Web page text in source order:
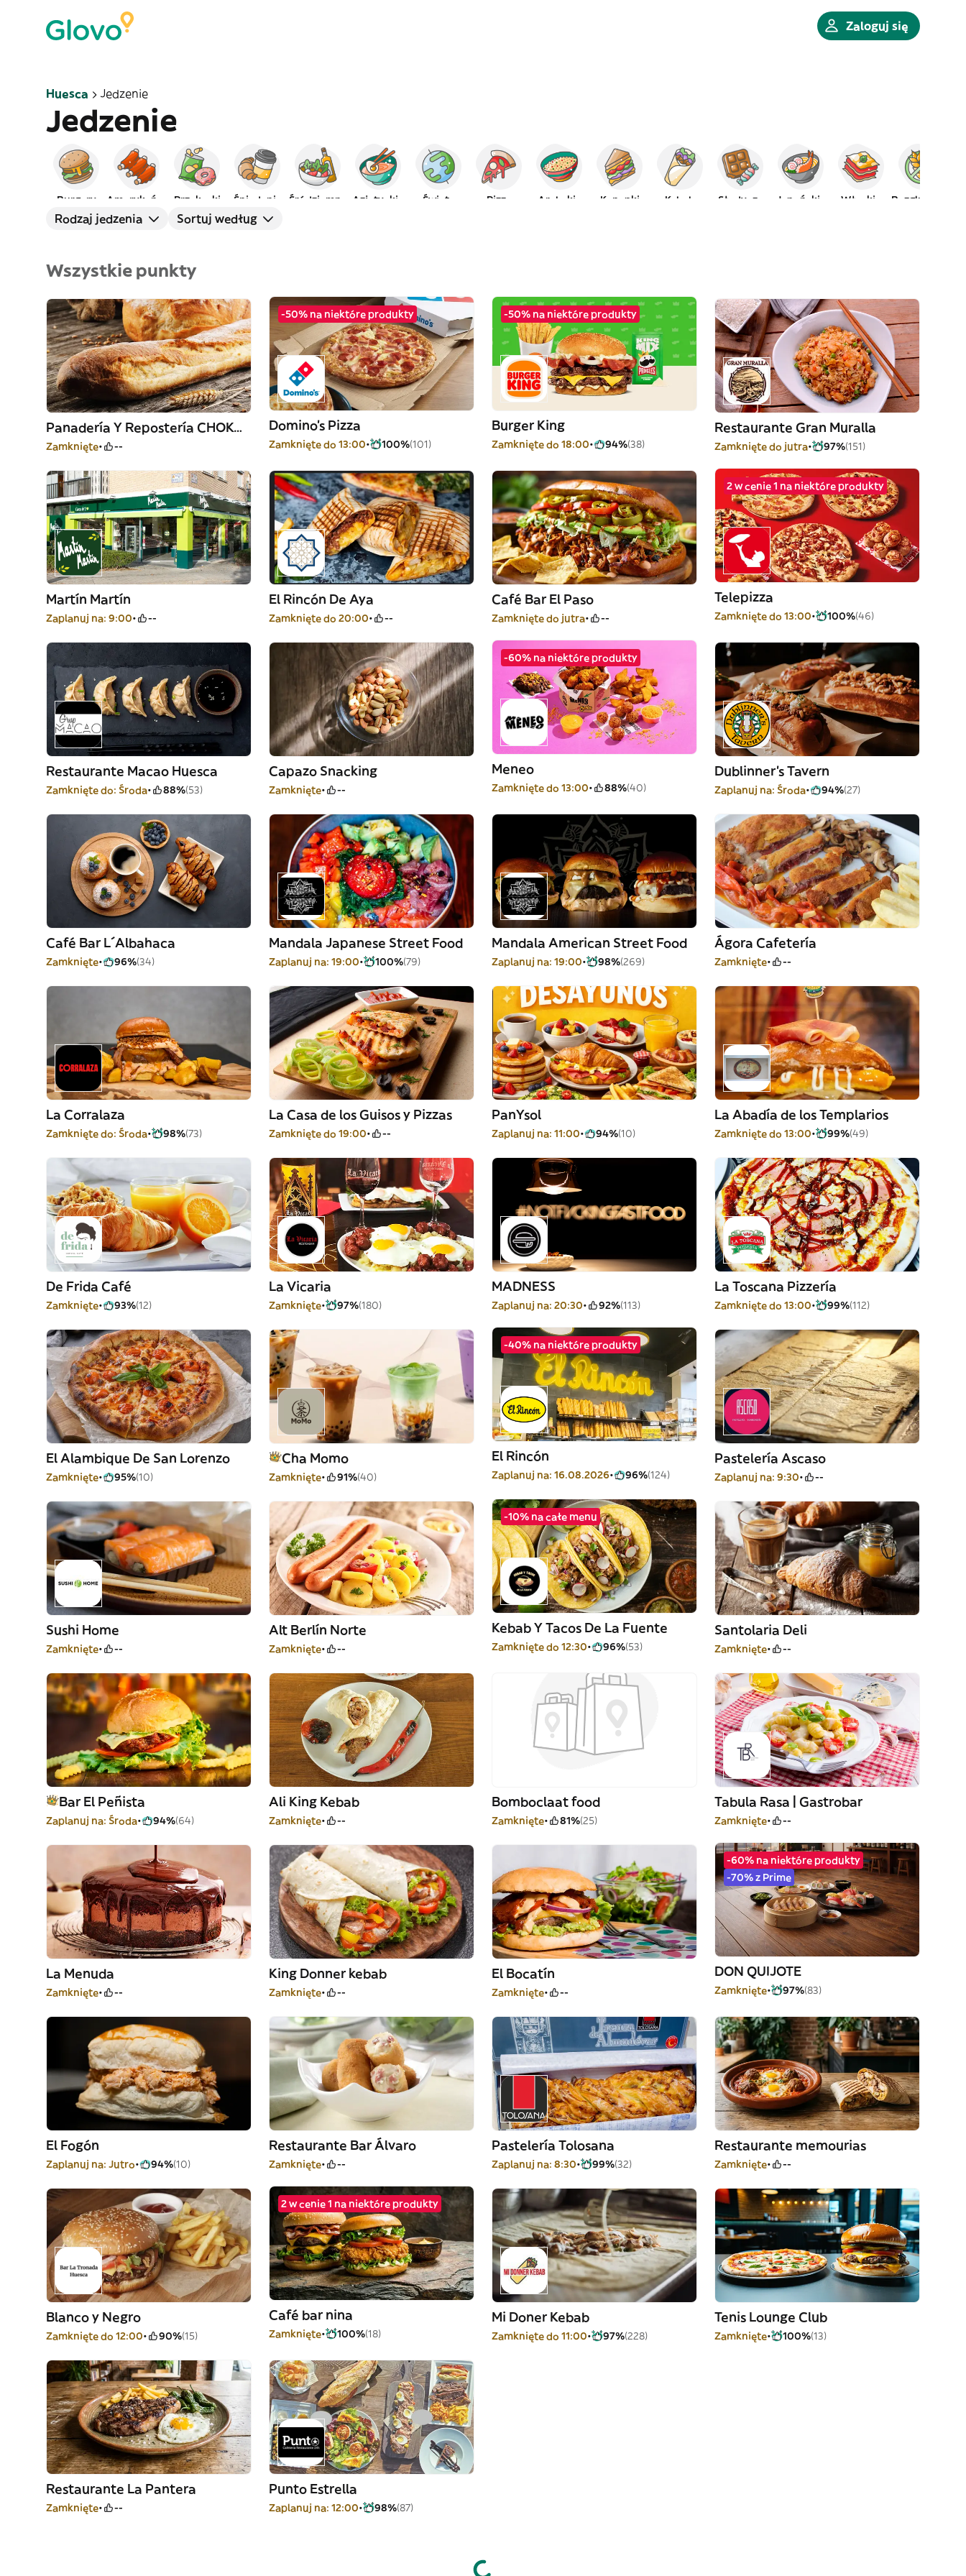
Zaloguj się
Huesca Jedzenie
Jedzenie
Burgery Przekąski Śniadanie Śródziemne Azjatyckie Świata Pizza Arabskie Kanapki Kebab Słodycze Japońskie Włoskie
Rodzaj jedzenia Sortuj według
Wszystkie punkty
Panadería Y Repostería CHOKOPAN
Zamknięte --
-50% na niektóre produkty
Domino's Pizza
Zamknięte do 13:00 100%(101)
-50% na niektóre produkty
Burger King
Zamknięte do 18:00 94%(38)
Restaurante Gran Muralla
Zamknięte do jutra 97%(151)
Martín Martín
Zaplanuj na: 9:00 --
El Rincón De Aya
Zamknięte do 20:00 --
Café Bar El Paso
Zamknięte do jutra --
2 w cenie 1 na niektóre produkty
Telepizza
Zamknięte do 13:00 100%(46)
Restaurante Macao Huesca
Zamknięte do: Środa 88%(53)
Capazo Snacking
Zamknięte --
-60% na niektóre produkty
Meneo
Zamknięte do 13:00 88%(40)
Dublinner's Tavern
Zaplanuj na: Środa 94%(27)
Café Bar L´Albahaca
Zamknięte 96%(34)
Mandala Japanese Street Food
Zaplanuj na: 19:00 100%(79)
Mandala American Street Food
Zaplanuj na: 19:00 98%(269)
Ágora Cafetería
Zamknięte --
La Corralaza
Zamknięte do: Środa 98%(73)
La Casa de los Guisos y Pizzas
Zamknięte do 19:00 --
PanYsol
Zaplanuj na: 11:00 94%(10)
La Abadía de los Templarios
Zamknięte do 13:00 99%(49)
De Frida Café
Zamknięte 93%(12)
La Vicaria
Zamknięte 97%(180)
MADNESS
Zaplanuj na: 20:30 92%(113)
La Toscana Pizzería
Zamknięte do 13:00 99%(112)
El Alambique De San Lorenzo
Zamknięte 95%(10)
Cha Momo
Zamknięte 91%(40)
-40% na niektóre produkty
El Rincón
Zaplanuj na: 16.08.2026 96%(124)
Pastelería Ascaso
Zaplanuj na: 9:30 --
Sushi Home
Zamknięte --
Alt Berlín Norte
Zamknięte --
-10% na całe menu
Kebab Y Tacos De La Fuente
Zamknięte do 12:30 96%(53)
Santolaria Deli
Zamknięte --
Bar El Peñista
Zaplanuj na: Środa 94%(64)
Ali King Kebab
Zamknięte --
Bomboclaat food
Zamknięte 81%(25)
Tabula Rasa | Gastrobar
Zamknięte --
La Menuda
Zamknięte --
King Donner kebab
Zamknięte --
El Bocatín
Zamknięte --
-60% na niektóre produkty
-70% z Prime
DON QUIJOTE
Zamknięte 97%(83)
El Fogón
Zaplanuj na: Jutro 94%(10)
Restaurante Bar Álvaro
Zamknięte --
Pastelería Tolosana
Zaplanuj na: 8:30 99%(32)
Restaurante memourias
Zamknięte --
Blanco y Negro
Zamknięte do 12:00 90%(15)
2 w cenie 1 na niektóre produkty
Café bar nina
Zamknięte 100%(18)
Mi Doner Kebab
Zamknięte do 11:00 97%(228)
Tenis Lounge Club
Zamknięte 100%(13)
Restaurante La Pantera
Zamknięte --
Punto Estrella
Zaplanuj na: 12:00 98%(87)